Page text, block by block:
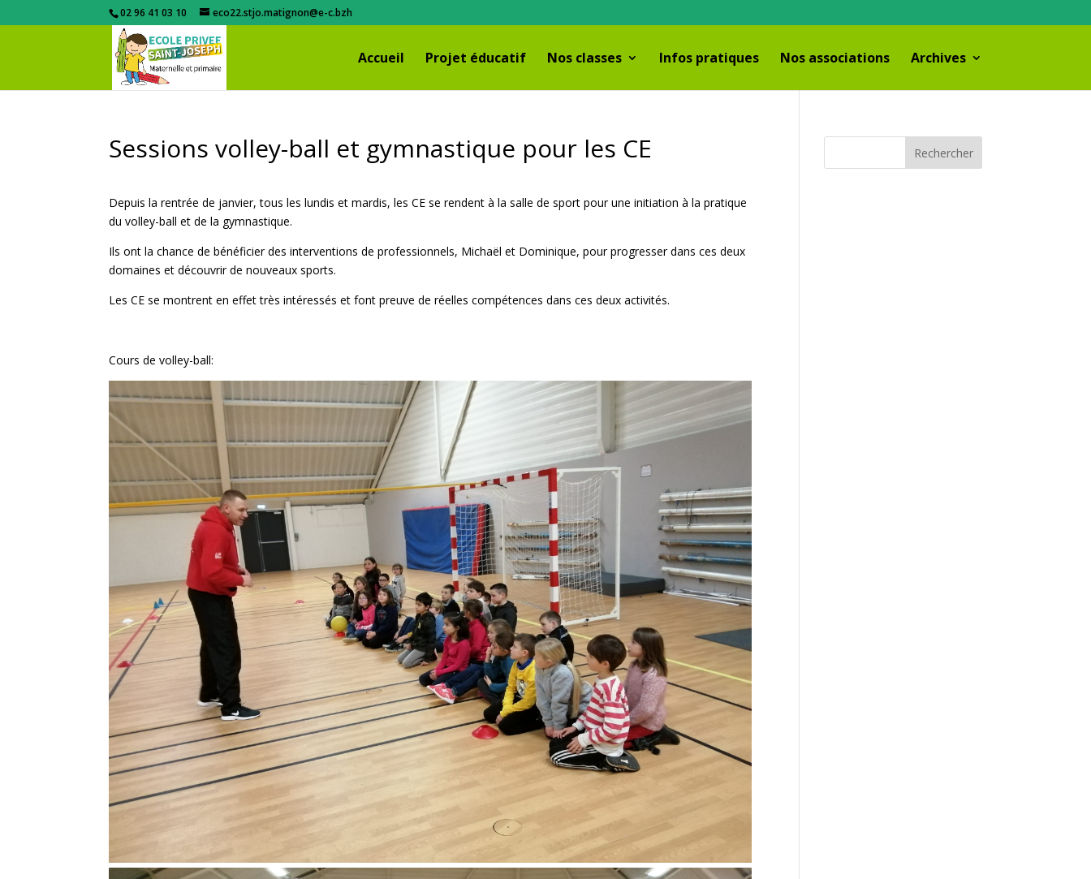
02 96 41 03 10 eco22.stjo.matignon@e-c.bzh
Accueil Projet éducatif Nos classes Infos pratiques Nos associations Archives
Sessions volley-ball et gymnastique pour les CE
Depuis la rentrée de janvier, tous les lundis et mardis, les CE se rendent à la salle de sport pour une initiation à la pratique
du volley-ball et de la gymnastique.
Ils ont la chance de bénéficier des interventions de professionnels, Michaël et Dominique, pour progresser dans ces deux
domaines et découvrir de nouveaux sports.
Les CE se montrent en effet très intéressés et font preuve de réelles compétences dans ces deux activités.
Cours de volley-ball: